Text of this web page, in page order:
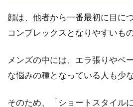
多くの男性がする
ります。浴槽の
が、時には排水...
クセ毛対策！
のセット方
顔は、他者から一番最初に目に
コンプレックスとなりやすいもの
メンズの中には、エラ張りやベ
な悩みの種となっている人も少
そのため、「ショートスタイル